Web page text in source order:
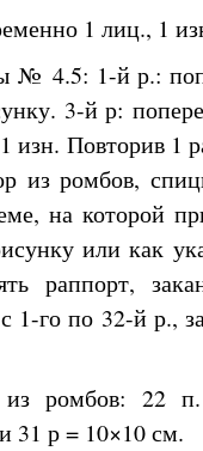
1 лиц., 1
№ 4.5: 1-й р.:
3-й р:
1 изн. Повторив 1
из ромбов,
на которой
или как
раппорт,
1-го по 32-й р.,
ромбов: 22 п.
и 31 р= 10×10 см.